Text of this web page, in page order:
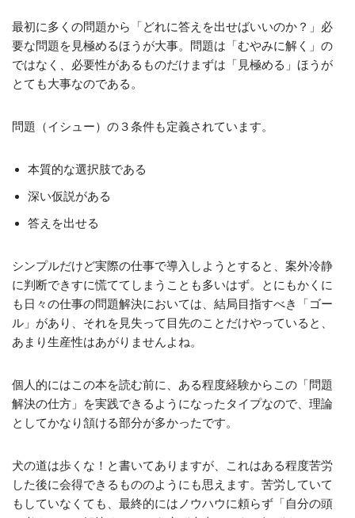
最初に多くの問題から「どれに答えを出せばいいのか？」必
要な問題を見極めるほうが大事。問題は「むやみに解く」の
ではなく、必要性があるものだけまずは「見極める」ほうが
とても大事なのである。
問題（イシュー）の３条件も定義されています。
本質的な選択肢である
深い仮説がある
答えを出せる
シンプルだけど実際の仕事で導入しようとすると、案外冷静
に判断できすに慌ててしまうことも多いはず。とにもかくに
も日々の仕事の問題解決においては、結局目指すべき「ゴー
ル」があり、それを見失って目先のことだけやっていると、
あまり生産性はあがりませんよね。
個人的にはこの本を読む前に、ある程度経験からこの「問題
解決の仕方」を実践できるようになったタイプなので、理論
としてかなり頷ける部分が多かったです。
犬の道は歩くな！と書いてありますが、これはある程度苦労
した後に会得できるもののようにも思えます。苦労していて
もしていなくても、最終的にはノウハウに頼らず「自分の頭